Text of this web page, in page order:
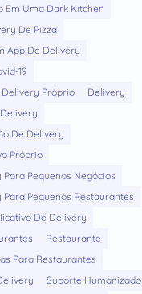
Em Uma Dark Kitchen
De Pizza
App De Delivery
19
Próprio
Delivery
De Delivery
Próprio
Pequenos Negócios
Pequenos Restaurantes
De Delivery
Restaurante
Para Restaurantes
Suporte Humanizado